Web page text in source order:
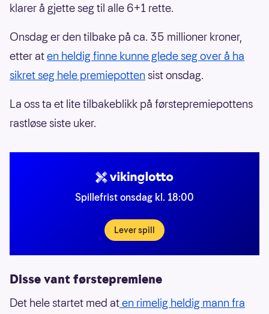
klarer å gjette seg til alle 6+1 rette.
Onsdag er den tilbake på ca. 35 millioner kroner,
etter aten heldig finne kunne glede seg over å ha
sikret seg hele premiepotten sist onsdag.
La oss ta et lite tilbakeblikk på førstepremiepottens
rastløse siste uker.
Spillefrist onsdag kl. 18:00
Lever spill
Disse vant førstepremiene
Det hele startet med aten rimelig heldig mann fra